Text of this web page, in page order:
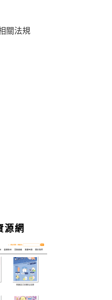
關法規
源網